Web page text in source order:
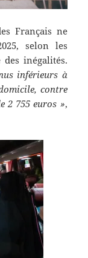
Français ne
selon les
des inégalités.
inférieurs à
contre
2 755 euros »,